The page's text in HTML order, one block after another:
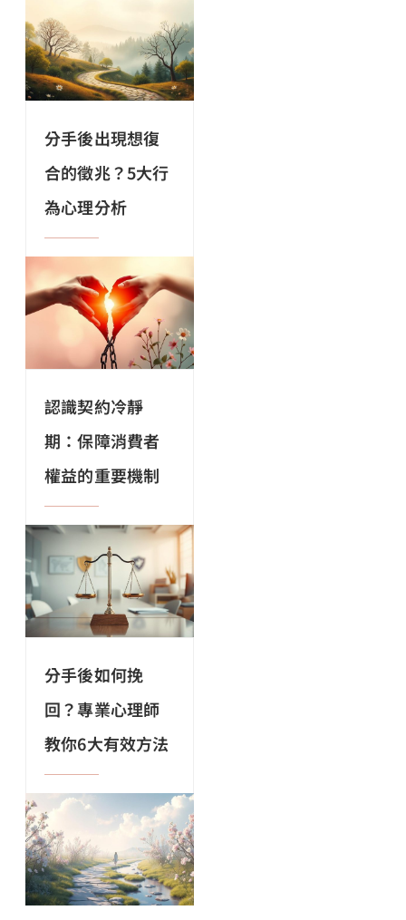
分手後出現想復
合的徵兆？5大行
為心理分析
認識契約冷靜
期：保障消費者
權益的重要機制
分手後如何挽
回？專業心理師
教你6大有效方法